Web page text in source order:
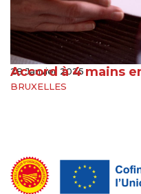
28 Janvier 2025
Accord à 4 mains
BRUXELLES